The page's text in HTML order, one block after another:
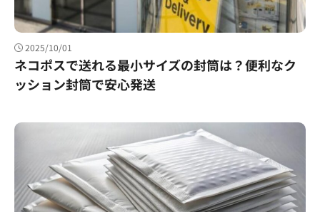
2025/10/01
ネコポスで送れる最小サイズの封筒は？便利なク
ッション封筒で安心発送